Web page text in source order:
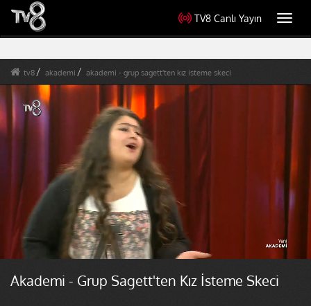
TV8 Canlı Yayın
tv8 akademi akademi - grup sagett'ten kız isteme skeci
Akademi - Grup Sagett'ten Kız İsteme Skeci